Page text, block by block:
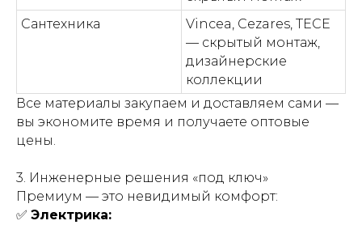
Сантехника
Vincea, Cezares, TECE
— скрытый монтаж,
дизайнерские
коллекции
Все материалы закупаем и доставляем сами —
вы экономите время и получаете оптовые
цены.
3. Инженерные решения «под ключ»
Премиум — это невидимый комфорт:
✅ Электрика: